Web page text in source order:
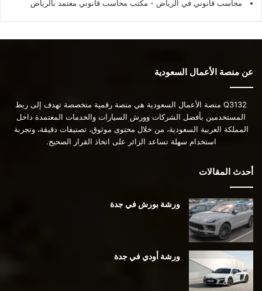
محاسب قانوني في الرياض - مكتب محاسب قانوني معتمد بالرياض
عن منصة الأعمال السعودية
Q3132 منصة الأعمال السعودية هي منصة رقمية متخصصة تهدف إلى ربط
المستخدمين بأفضل الشركات وورش السيارات والخدمات المعتمدة داخل
المملكة العربية السعودية، من خلال محتوى موثوق، تصنيفات دقيقة، وتجربة
استخدام سهلة تساعد الزائر على اتخاذ القرار الصحيح.
أحدث المقالات
ورشة بورش في جدة
ورشة أودي في جدة